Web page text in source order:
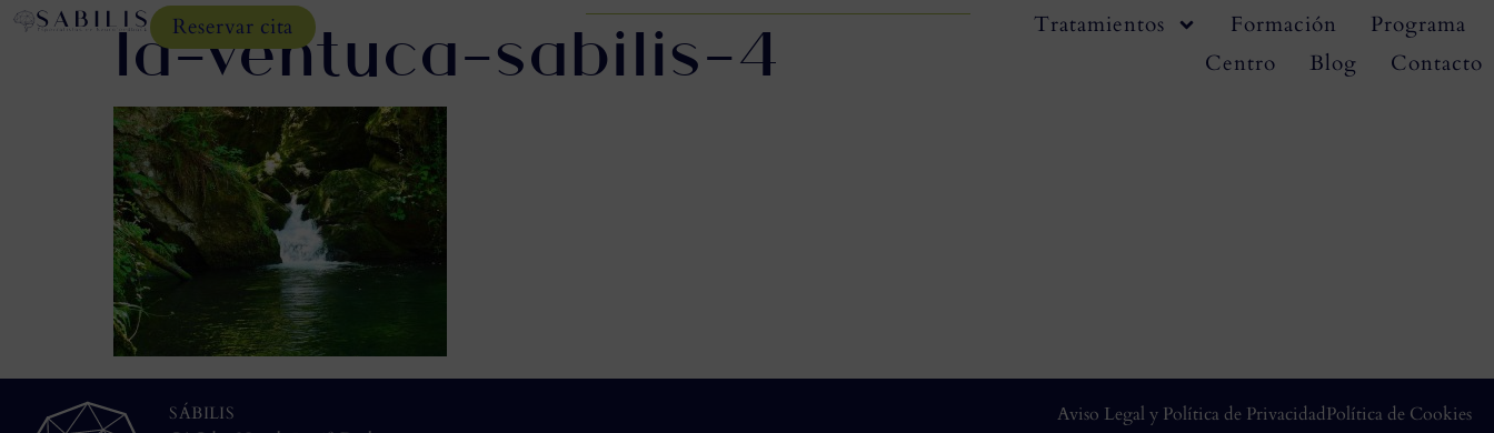
Reservar cita Tratamientos Formación
Programa
Centro
Blog Contacto
la-ventuca-sabilis-4
SÁBILIS
Aviso Legal y Política de PrivacidadPolítica de Cookies